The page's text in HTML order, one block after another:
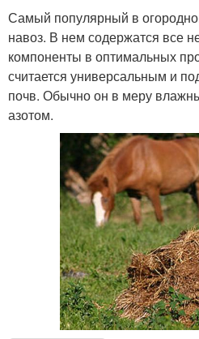
Самый популярный в
навоз. В нем содержатся все
компоненты в оптимальных
считается универсальным и
почв. Обычно он в меру
азотом.